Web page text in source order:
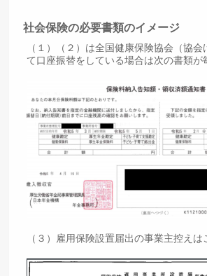
社会保険の必要書類のイメージ
（１）（２）は全国健康保険協会（協
て口座振替をしている場合は次の書類が
（３）雇用保険設置届出の事業主控えは